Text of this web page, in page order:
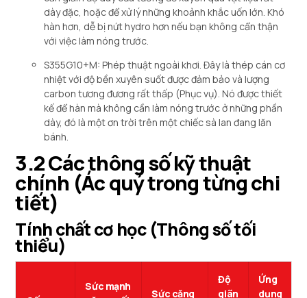
dày đặc, hoặc để xử lý những khoảnh khắc uốn lớn. Khó
hàn hơn, dễ bị nứt hydro hơn nếu bạn không cẩn thận
với việc làm nóng trước.
S355G10+M: Phép thuật ngoài khơi. Đây là thép cán cơ
nhiệt với độ bền xuyên suốt được đảm bảo và lượng
carbon tương đương rất thấp (Phục vụ). Nó được thiết
kế để hàn mà không cần làm nóng trước ở những phần
dày, đó là một ơn trời trên một chiếc sà lan đang lăn
bánh.
3.2 Các thông số kỹ thuật
chính (Ác quỷ trong từng chi
tiết)
Tính chất cơ học (Thông số tối
thiểu)
Sức mạnh
Sức căng
Độ
giãn
Ứng
dụng